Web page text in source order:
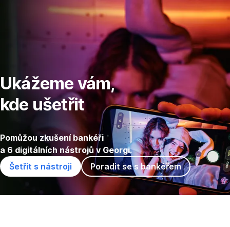
Ukážeme vám,
kde ušetřit
Pomůžou zkušení bankéři
a 6 digitálních nástrojů v Georgi.
Šetřit s nástroji
Poradit se s bankéřem